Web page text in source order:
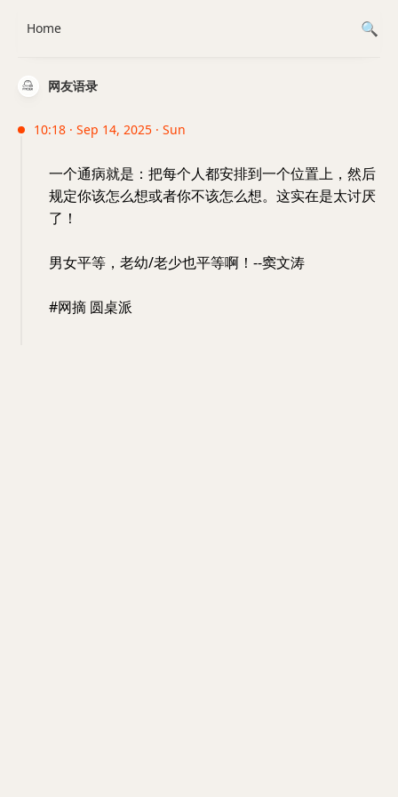
网友语录
10:18 · Sep 14, 2025 · Sun
一个通病就是：把每个人都安排到一个位置上，然后
规定你该怎么想或者你不该怎么想。这实在是太讨厌
了！
男女平等，老幼/老少也平等啊！--窦文涛
#网摘 圆桌派
Home